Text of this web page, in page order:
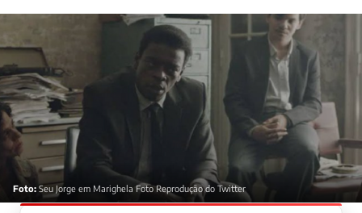
Foto: Seu Jorge em Marighela Foto Reprodução do Twitter